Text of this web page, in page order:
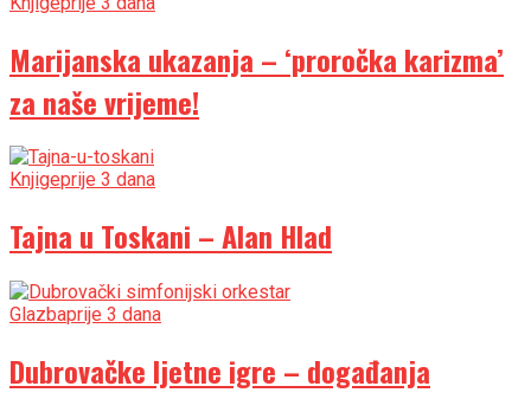
Marijanska ukazanja – ‘proročka karizma’
za naše vrijeme!
Knjigeprije 3 dana
Tajna u Toskani – Alan Hlad
Glazbaprije 3 dana
Dubrovačke ljetne igre – događanja